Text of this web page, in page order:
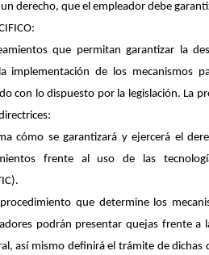
derecho, que el empleador debe
que permitan garantizar la
implementación de los mecanismos
con lo dispuesto por la legislación. La
cómo se garantizará y ejercerá el
frente al uso de las
que determine los
podrán presentar quejas frente a
así mismo definirá el trámite de dichas